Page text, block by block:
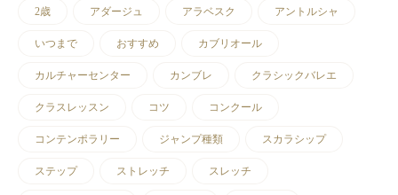
2歳 アダージュ アラベスク アントルシャ
いつまで おすすめ カブリオール
カルチャーセンター カンブレ クラシックバレエ
クラスレッスン コツ コンクール
コンテンポラリー ジャンプ種類 スカラシップ
ステップ ストレッチ スレッチ